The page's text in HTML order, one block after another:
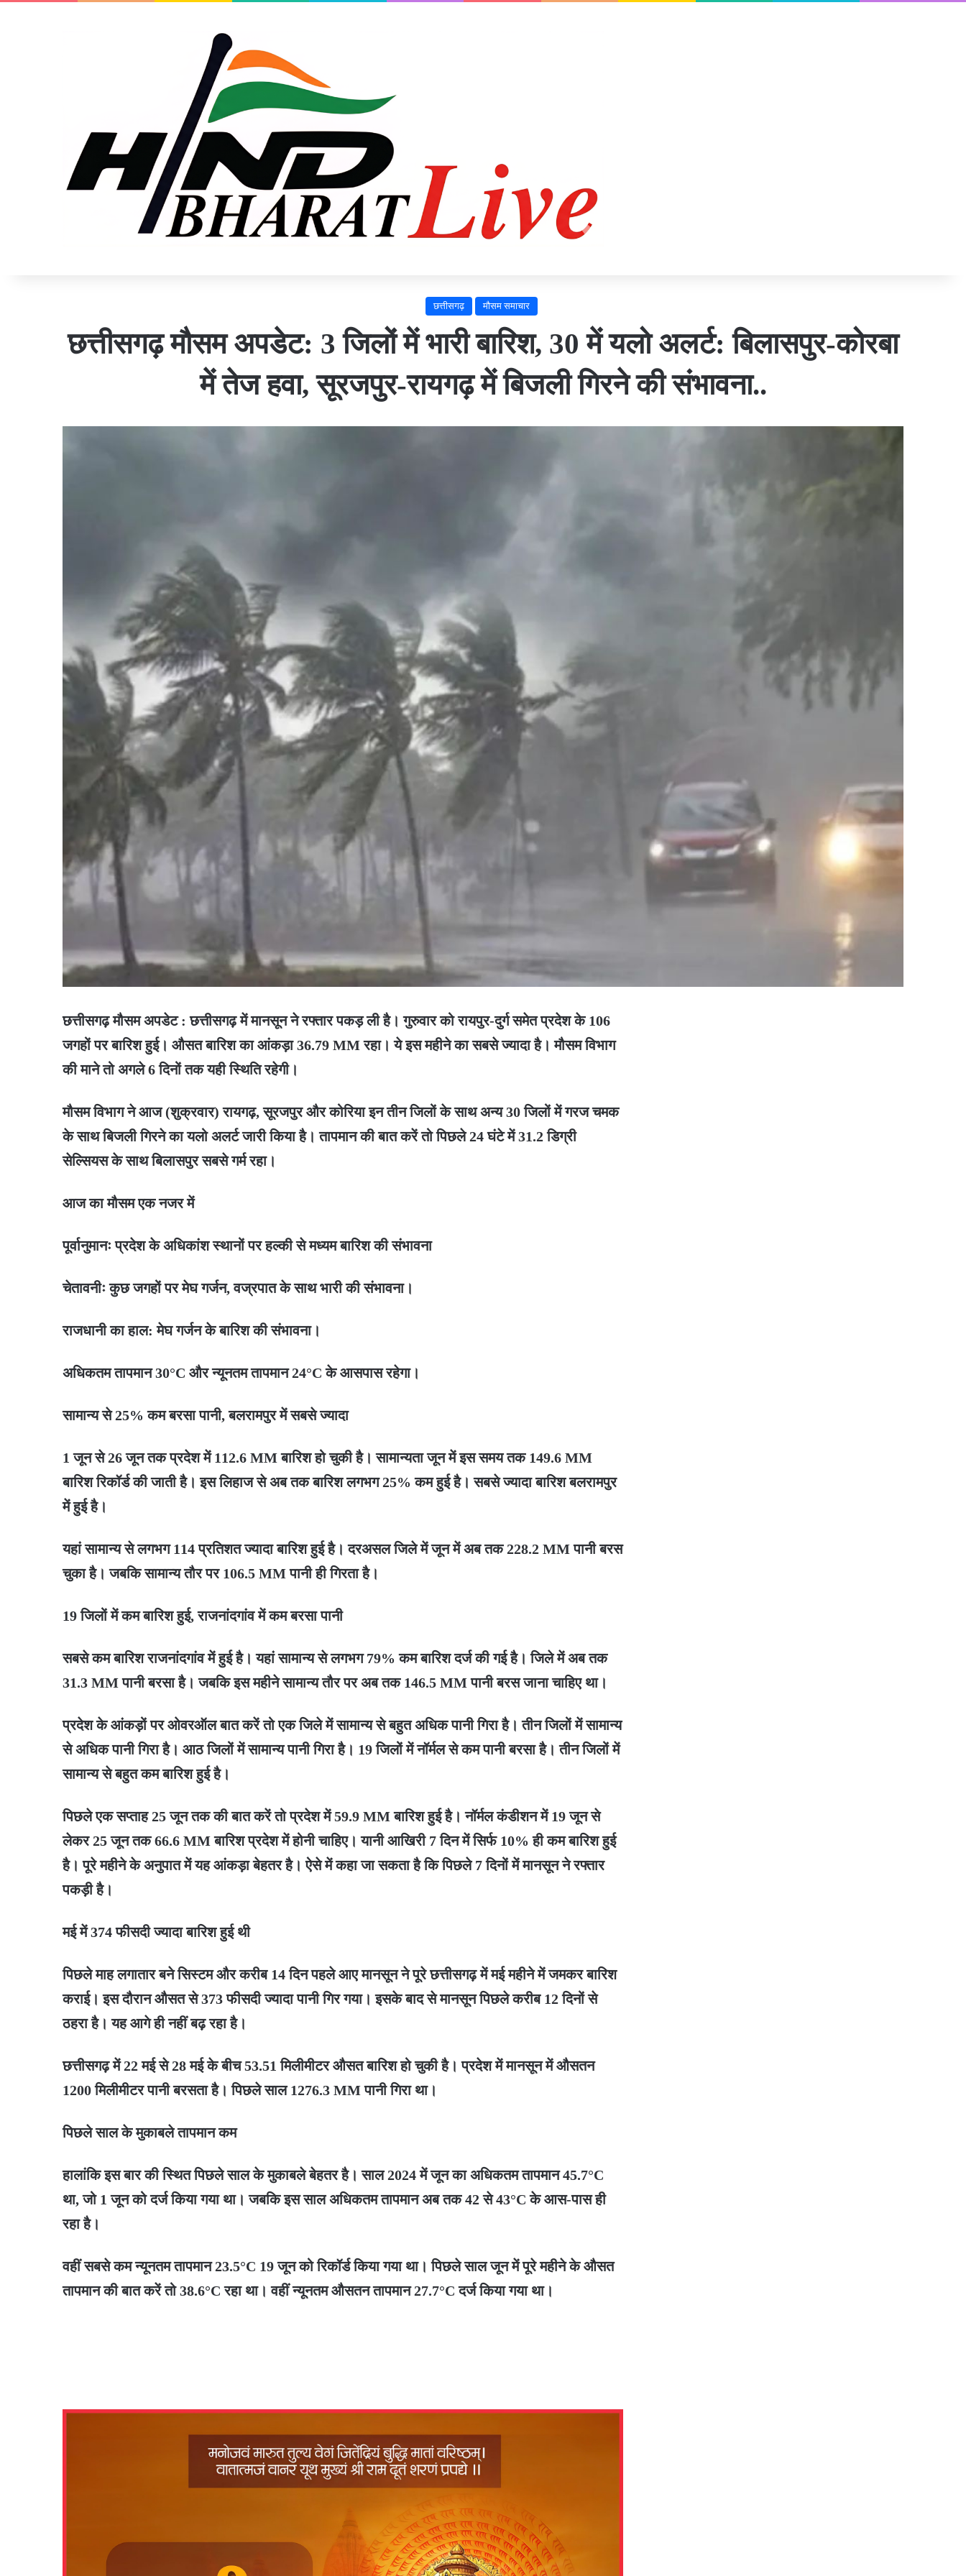
छत्तीसगढ़ मौसम समाचार
छत्तीसगढ़ मौसम अपडेट: 3 जिलों में भारी बारिश, 30 में यलो अलर्ट: बिलासपुर-कोरबा
में तेज हवा, सूरजपुर-रायगढ़ में बिजली गिरने की संभावना..
छत्तीसगढ़ मौसम अपडेट : छत्तीसगढ़ में मानसून ने रफ्तार पकड़ ली है। गुरुवार को रायपुर-दुर्ग समेत प्रदेश के 106
जगहों पर बारिश हुई। औसत बारिश का आंकड़ा 36.79 MM रहा। ये इस महीने का सबसे ज्यादा है। मौसम विभाग
की माने तो अगले 6 दिनों तक यही स्थिति रहेगी।
मौसम विभाग ने आज (शुक्रवार) रायगढ़, सूरजपुर और कोरिया इन तीन जिलों के साथ अन्य 30 जिलों में गरज चमक
के साथ बिजली गिरने का यलो अलर्ट जारी किया है। तापमान की बात करें तो पिछले 24 घंटे में 31.2 डिग्री
सेल्सियस के साथ बिलासपुर सबसे गर्म रहा।
आज का मौसम एक नजर में
पूर्वानुमानः प्रदेश के अधिकांश स्थानों पर हल्की से मध्यम बारिश की संभावना
चेतावनीः कुछ जगहों पर मेघ गर्जन, वज्रपात के साथ भारी की संभावना।
राजधानी का हाल: मेघ गर्जन के बारिश की संभावना।
अधिकतम तापमान 30°C और न्यूनतम तापमान 24°C के आसपास रहेगा।
सामान्य से 25% कम बरसा पानी, बलरामपुर में सबसे ज्यादा
1 जून से 26 जून तक प्रदेश में 112.6 MM बारिश हो चुकी है। सामान्यता जून में इस समय तक 149.6 MM
बारिश रिकॉर्ड की जाती है। इस लिहाज से अब तक बारिश लगभग 25% कम हुई है। सबसे ज्यादा बारिश बलरामपुर
में हुई है।
यहां सामान्य से लगभग 114 प्रतिशत ज्यादा बारिश हुई है। दरअसल जिले में जून में अब तक 228.2 MM पानी बरस
चुका है। जबकि सामान्य तौर पर 106.5 MM पानी ही गिरता है।
19 जिलों में कम बारिश हुई, राजनांदगांव में कम बरसा पानी
सबसे कम बारिश राजनांदगांव में हुई है। यहां सामान्य से लगभग 79% कम बारिश दर्ज की गई है। जिले में अब तक
31.3 MM पानी बरसा है। जबकि इस महीने सामान्य तौर पर अब तक 146.5 MM पानी बरस जाना चाहिए था।
प्रदेश के आंकड़ों पर ओवरऑल बात करें तो एक जिले में सामान्य से बहुत अधिक पानी गिरा है। तीन जिलों में सामान्य
से अधिक पानी गिरा है। आठ जिलों में सामान्य पानी गिरा है। 19 जिलों में नॉर्मल से कम पानी बरसा है। तीन जिलों में
सामान्य से बहुत कम बारिश हुई है।
पिछले एक सप्ताह 25 जून तक की बात करें तो प्रदेश में 59.9 MM बारिश हुई है। नॉर्मल कंडीशन में 19 जून से
लेकर 25 जून तक 66.6 MM बारिश प्रदेश में होनी चाहिए। यानी आखिरी 7 दिन में सिर्फ 10% ही कम बारिश हुई
है। पूरे महीने के अनुपात में यह आंकड़ा बेहतर है। ऐसे में कहा जा सकता है कि पिछले 7 दिनों में मानसून ने रफ्तार
पकड़ी है।
मई में 374 फीसदी ज्यादा बारिश हुई थी
पिछले माह लगातार बने सिस्टम और करीब 14 दिन पहले आए मानसून ने पूरे छत्तीसगढ़ में मई महीने में जमकर बारिश
कराई। इस दौरान औसत से 373 फीसदी ज्यादा पानी गिर गया। इसके बाद से मानसून पिछले करीब 12 दिनों से
ठहरा है। यह आगे ही नहीं बढ़ रहा है।
छत्तीसगढ़ में 22 मई से 28 मई के बीच 53.51 मिलीमीटर औसत बारिश हो चुकी है। प्रदेश में मानसून में औसतन
1200 मिलीमीटर पानी बरसता है। पिछले साल 1276.3 MM पानी गिरा था।
पिछले साल के मुकाबले तापमान कम
हालांकि इस बार की स्थित पिछले साल के मुकाबले बेहतर है। साल 2024 में जून का अधिकतम तापमान 45.7°C
था, जो 1 जून को दर्ज किया गया था। जबकि इस साल अधिकतम तापमान अब तक 42 से 43°C के आस-पास ही
रहा है।
वहीं सबसे कम न्यूनतम तापमान 23.5°C 19 जून को रिकॉर्ड किया गया था। पिछले साल जून में पूरे महीने के औसत
तापमान की बात करें तो 38.6°C रहा था। वहीं न्यूनतम औसतन तापमान 27.7°C दर्ज किया गया था।